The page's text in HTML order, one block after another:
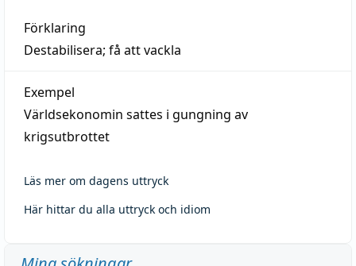
Förklaring
Destabilisera; få att vackla
Exempel
Världsekonomin sattes i gungning av
krigsutbrottet
Läs mer om dagens uttryck
Här hittar du alla uttryck och idiom